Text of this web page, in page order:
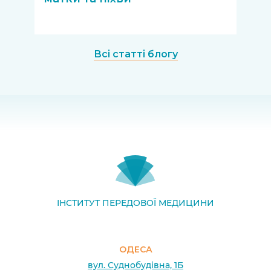
Всі статті блогу
ІНСТИТУТ ПЕРЕДОВОЇ МЕДИЦИНИ
ОДЕСА
вул. Суднобудівна, 1Б